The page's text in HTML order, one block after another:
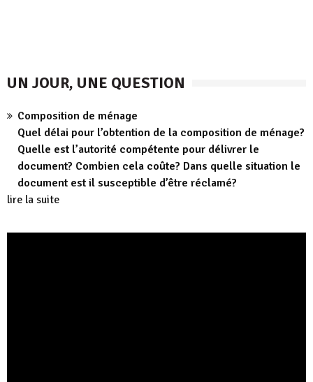
UN JOUR, UNE QUESTION
Composition de ménage
Quel délai pour l’obtention de la composition de ménage?
Quelle est l’autorité compétente pour délivrer le
document? Combien cela coûte? Dans quelle situation le
document est il susceptible d’être réclamé?
lire la suite